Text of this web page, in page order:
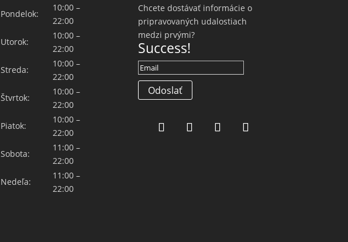
Pondelok:
10:00 –
22:00
Utorok:
10:00 –
22:00
Streda:
10:00 –
22:00
Štvrtok:
10:00 –
22:00
Piatok:
10:00 –
22:00
Sobota:
11:00 –
22:00
Nedeľa:
11:00 –
22:00
Chcete dostávať informácie o
pripravovaných udalostiach
medzi prvými?
Success!
Odoslať